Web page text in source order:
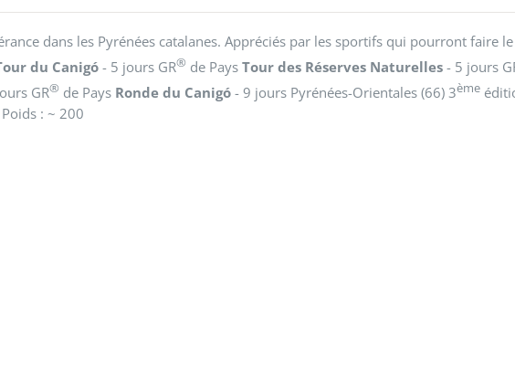
dans les Pyrénées catalanes. Appréciés par les sportifs qui pourront faire
du Canigó- 5 jours GR® de PaysTour des Réserves Naturelles - 5 jours
GR® de Pays Ronde du Canigó - 9 jours Pyrénées-Orientales (66) 3ème
: ~ 200